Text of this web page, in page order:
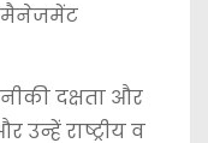
मैनेजमेंट
दक्षता और
उन्हें राष्ट्रीय व